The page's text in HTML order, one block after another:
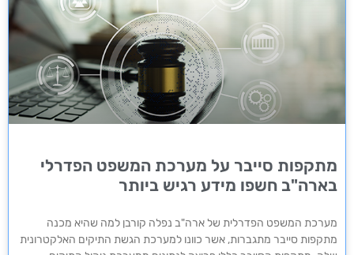
מתקפות סייבר על מערכת המשפט הפדרלי
בארה"ב חשפו מידע רגיש ביותר
מערכת המשפט הפדרלית של ארה"ב נפלה קורבן למה שהיא מכנה
מתקפות סייבר מתגברות, אשר כוונו למערכת הגשת התיקים האלקטרונית